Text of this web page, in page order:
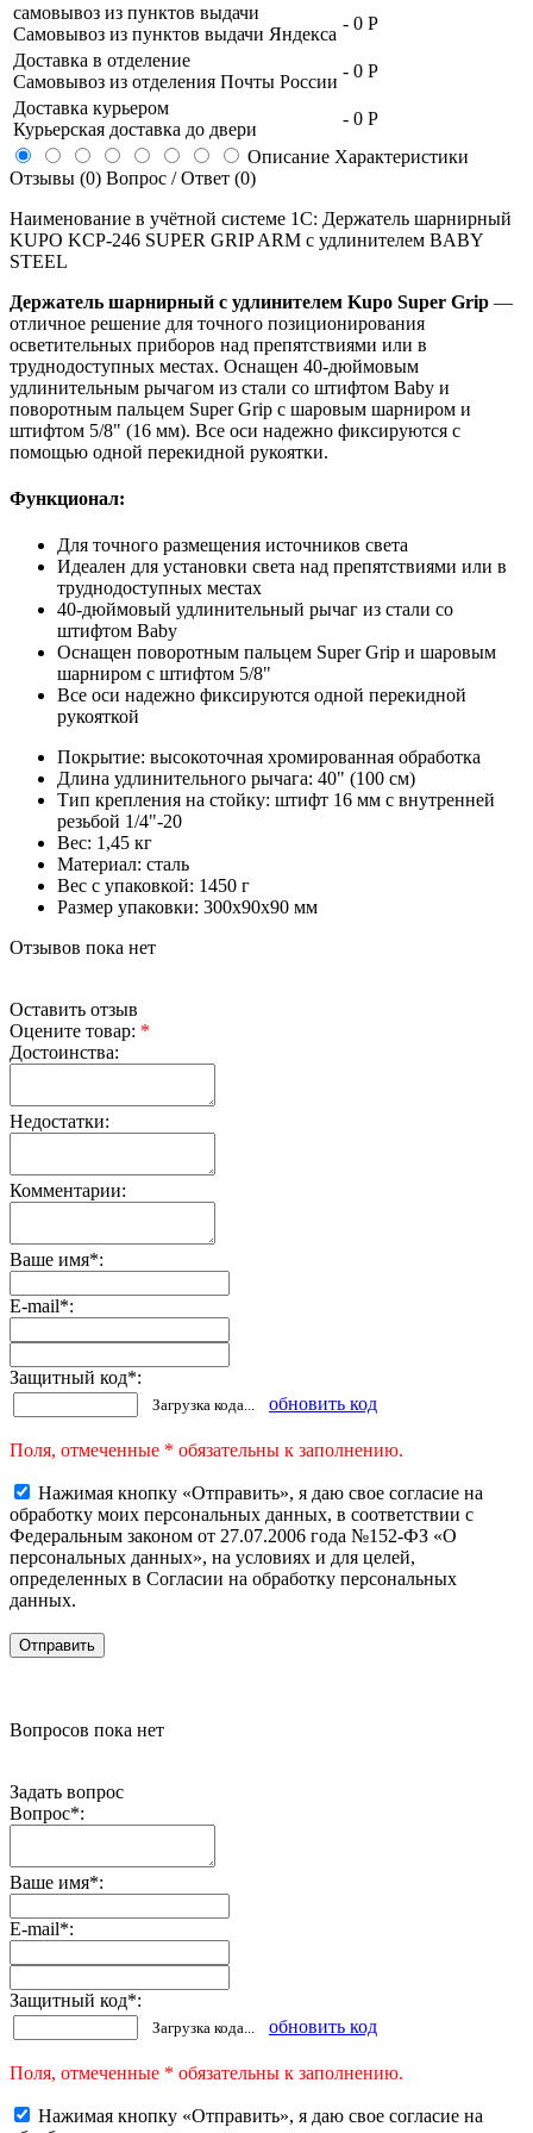
самовывоз из пунктов выдачи
Самовывоз из пунктов выдачи Яндекса
- 0 Р
Доставка в отделение
Самовывоз из отделения Почты России
- 0 Р
Доставка курьером
Курьерская доставка до двери
- 0 Р
Описание Характеристики
Отзывы (0) Вопрос / Ответ (0)
Наименование в учётной системе 1С: Держатель шарнирный
KUPO KCP-246 SUPER GRIP ARM с удлинителем BABY
STEEL
Держатель шарнирный с удлинителем Kupo Super Grip —
отличное решение для точного позиционирования
осветительных приборов над препятствиями или в
труднодоступных местах. Оснащен 40-дюймовым
удлинительным рычагом из стали со штифтом Baby и
поворотным пальцем Super Grip с шаровым шарниром и
штифтом 5/8" (16 мм). Все оси надежно фиксируются с
помощью одной перекидной рукоятки.
Функционал:
Для точного размещения источников света
Идеален для установки света над препятствиями или в
труднодоступных местах
40-дюймовый удлинительный рычаг из стали со
штифтом Baby
Оснащен поворотным пальцем Super Grip и шаровым
шарниром с штифтом 5/8"
Все оси надежно фиксируются одной перекидной
рукояткой
Покрытие: высокоточная хромированная обработка
Длина удлинительного рычага: 40" (100 см)
Тип крепления на стойку: штифт 16 мм с внутренней
резьбой 1/4"-20
Вес: 1,45 кг
Материал: сталь
Вес с упаковкой: 1450 г
Размер упаковки: 300х90х90 мм
Отзывов пока нет
Оставить отзыв
Оцените товар: *
Достоинства:
Недостатки:
Комментарии:
Ваше имя*:
E-mail*:
Защитный код*:
Загрузка кода... обновить код
Поля, отмеченные * обязательны к заполнению.
Нажимая кнопку «Отправить», я даю свое согласие на
обработку моих персональных данных, в соответствии с
Федеральным законом от 27.07.2006 года №152-ФЗ «О
персональных данных», на условиях и для целей,
определенных в Согласии на обработку персональных
данных.
Вопросов пока нет
Задать вопрос
Вопрос*:
Ваше имя*:
E-mail*:
Защитный код*:
Загрузка кода... обновить код
Поля, отмеченные * обязательны к заполнению.
Нажимая кнопку «Отправить», я даю свое согласие на